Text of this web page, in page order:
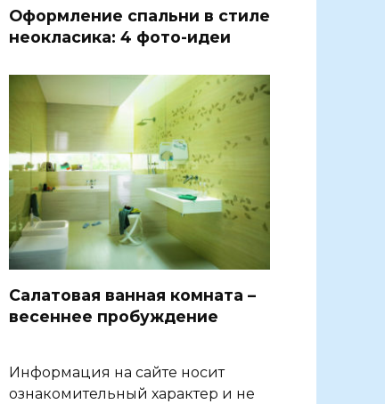
Оформление спальни в стиле
неокласика: 4 фото-идеи
Салатовая ванная комната –
весеннее пробуждение
Информация на сайте носит
ознакомительный характер и не